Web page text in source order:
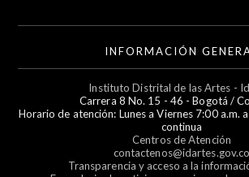
INFORMACIÓN
Instituto Distrital de las Artes -
Carrera 8 No. 15 - 46 - Bogotá /
Horario de atención: Lunes a Viernes 7:00 a.m.
continua
Centros de Atención
contactenos@idartes.gov.co
Transparencia y acceso a la